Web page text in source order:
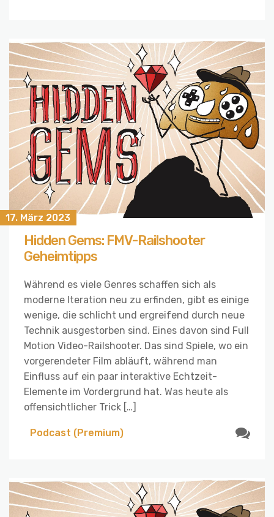
17. März 2023
Hidden Gems: FMV-Railshooter
Geheimtipps
Während es viele Genres schaffen sich als
moderne Iteration neu zu erfinden, gibt es einige
wenige, die schlicht und ergreifend durch neue
Technik ausgestorben sind. Eines davon sind Full
Motion Video-Railshooter. Das sind Spiele, wo ein
vorgerendeter Film abläuft, während man
Einfluss auf ein paar interaktive Echtzeit-
Elemente im Vordergrund hat. Was heute als
offensichtlicher Trick […]
Podcast (Premium)